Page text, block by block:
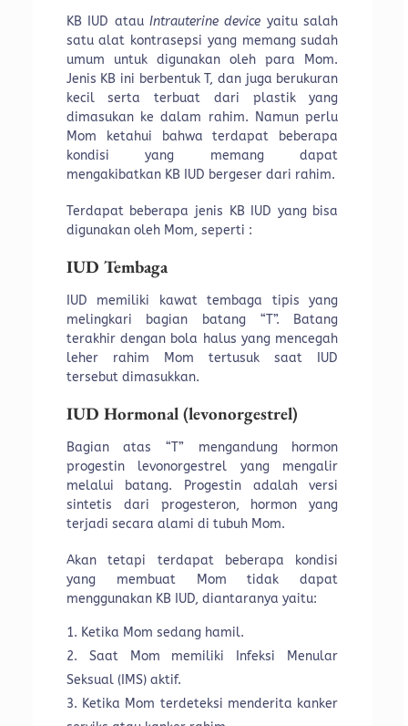
KB IUD atau Intrauterine device yaitu salah
satu alat kontrasepsi yang memang sudah
umum untuk digunakan oleh para Mom.
Jenis KB ini berbentuk T, dan juga berukuran
kecil serta terbuat dari plastik yang
dimasukan ke dalam rahim. Namun perlu
Mom ketahui bahwa terdapat beberapa
kondisi yang memang dapat
mengakibatkan KB IUD bergeser dari rahim.
Terdapat beberapa jenis KB IUD yang bisa
digunakan oleh Mom, seperti :
IUD Tembaga
IUD memiliki kawat tembaga tipis yang
melingkari bagian batang “T”. Batang
terakhir dengan bola halus yang mencegah
leher rahim Mom tertusuk saat IUD
tersebut dimasukkan.
IUD Hormonal (levonorgestrel)
Bagian atas “T” mengandung hormon
progestin levonorgestrel yang mengalir
melalui batang. Progestin adalah versi
sintetis dari progesteron, hormon yang
terjadi secara alami di tubuh Mom.
Akan tetapi terdapat beberapa kondisi
yang membuat Mom tidak dapat
menggunakan KB IUD, diantaranya yaitu:
Ketika Mom sedang hamil.
Saat Mom memiliki Infeksi Menular
Seksual (IMS) aktif.
Ketika Mom terdeteksi menderita kanker